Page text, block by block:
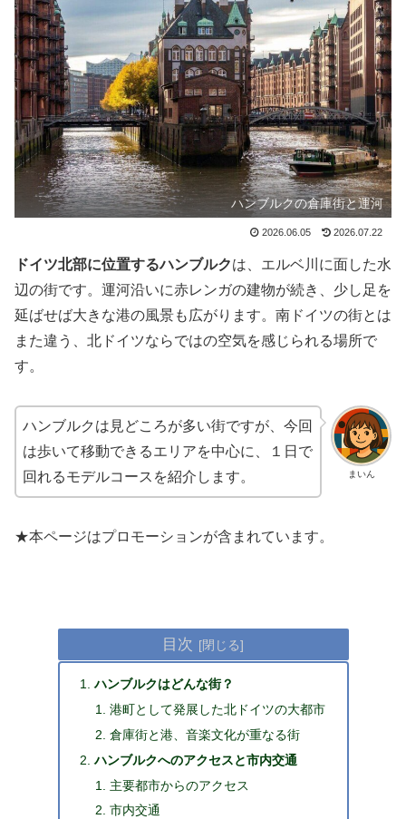
ハンブルクの倉庫街と運河
2026.06.05 2026.07.22
ドイツ北部に位置するハンブルクは、エルベ川に面した水
辺の街です。運河沿いに赤レンガの建物が続き、少し足を
延ばせば大きな港の風景も広がります。南ドイツの街とは
また違う、北ドイツならではの空気を感じられる場所で
す。
まいん
ハンブルクは見どころが多い街ですが、今回
は歩いて移動できるエリアを中心に、１日で
回れるモデルコースを紹介します。
★本ページはプロモーションが含まれています。
目次
ハンブルクはどんな街？
港町として発展した北ドイツの大都市
倉庫街と港、音楽文化が重なる街
ハンブルクへのアクセスと市内交通
主要都市からのアクセス
市内交通